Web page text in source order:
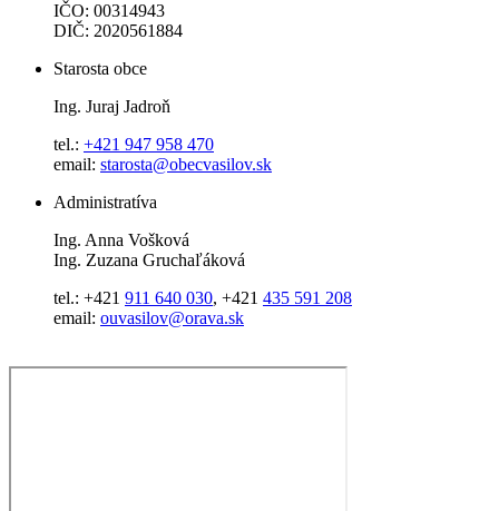
IČO: 00314943
DIČ: 2020561884
Starosta obce
Ing. Juraj Jadroň
tel.: +421 947 958 470
email: starosta@obecvasilov.sk
Administratíva
Ing. Anna Vošková
Ing. Zuzana Gruchaľáková
tel.: +421 911 640 030, +421 435 591 208
email: ouvasilov@orava.sk